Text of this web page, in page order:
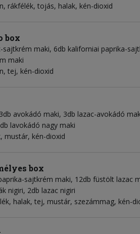
rákfélék, tojás, halak, kén-dioxid
box
sajtkrém maki, 6db kaliforniai paprika-
maki
tej, kén-dioxid
avokádó maki, 3db lazac-avokádó
lavokádó nagy maki
mustár, kén-dioxid
box
sajtkrém maki, 12db füstölt lazac
nigiri, 2db lazac nigiri
halak, tej, mustár, szezámmag, kén-